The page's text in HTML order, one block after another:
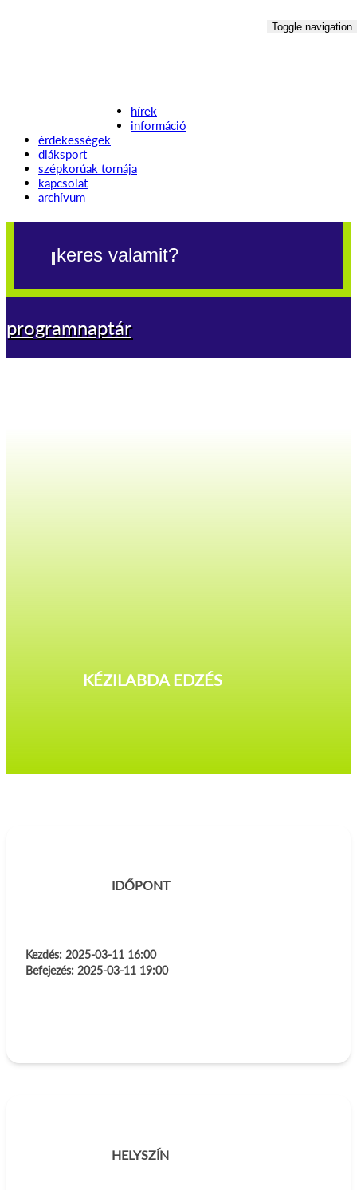
Toggle navigation
hírek
információ
érdekességek
diáksport
szépkorúak tornája
kapcsolat
archívum
programnaptár
KÉZILABDA EDZÉS
IDŐPONT
Kezdés: 2025-03-11 16:00
Befejezés: 2025-03-11 19:00
HELYSZÍN